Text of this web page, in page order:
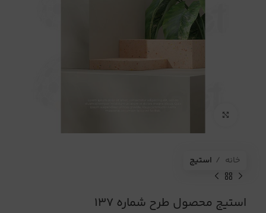
خانه استیج
استیج محصول طرح شماره 137